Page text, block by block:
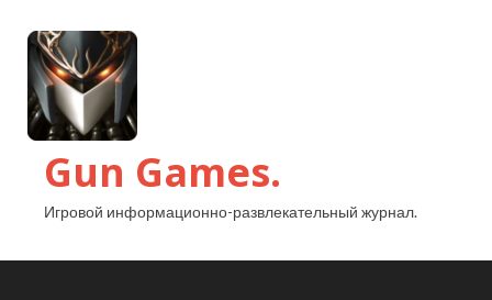
Gun Games.
Игровой информационно-развлекательный журнал.